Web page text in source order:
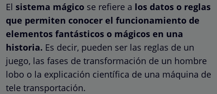
El sistema mágico se refiere a los datos o reglas
que permiten conocer el funcionamiento de
elementos fantásticos o mágicos en una
historia. Es decir, pueden ser las reglas de un
juego, las fases de transformación de un hombre
lobo o la explicación científica de una máquina de
tele transportación.